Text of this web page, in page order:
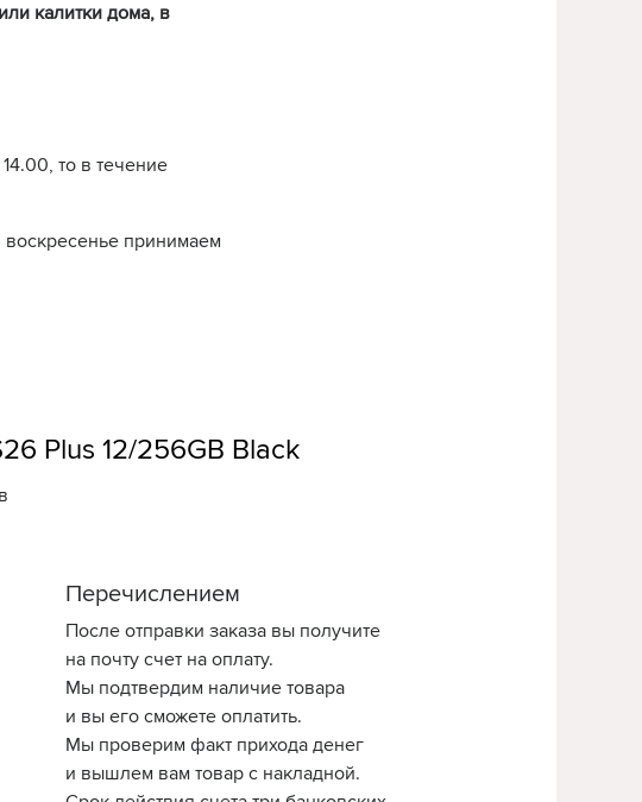
калитки дома, в
то в течение
воскресенье принимаем
Plus 12/256GB Black
Перечислением
После отправки заказа вы получите
на почту счет на оплату.
Мы подтвердим наличие товара
и вы его сможете оплатить.
Мы проверим факт прихода денег
и вышлем вам товар с накладной.